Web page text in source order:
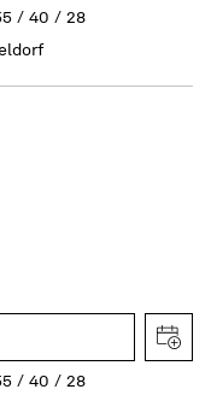
40
28
40
28